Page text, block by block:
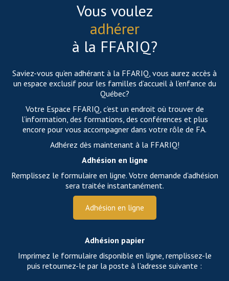
Vous voulez
adhérer
à la FFARIQ?
Saviez-vous qu’en adhérant à la FFARIQ, vous aurez accès à
un espace exclusif pour les familles d’accueil à l’enfance du
Québec?
Votre Espace FFARIQ, c’est un endroit où trouver de
l’information, des formations, des conférences et plus
encore pour vous accompagner dans votre rôle de FA.
Adhérez dès maintenant à la FFARIQ!
Adhésion en ligne
Remplissez le formulaire en ligne. Votre demande d’adhésion
sera traitée instantanément.
Adhésion en ligne
Adhésion papier
Imprimez le formulaire disponible en ligne, remplissez-le
puis retournez-le par la poste à l’adresse suivante :